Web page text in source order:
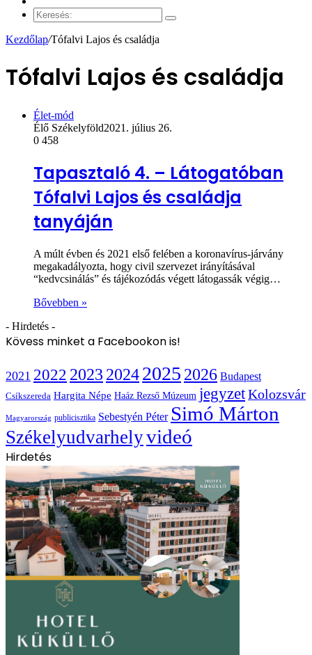
cikk
Keresés:
Kezdőlap/Tófalvi Lajos és családja
Tófalvi Lajos és családja
Élet-mód
Élő Székelyföld2021. július 26.
0 458
Tapasztaló 4. – Látogatóban
Tófalvi Lajos és családja
tanyáján
A múlt évben és 2021 első felében a koronavírus-járvány
megakadályozta, hogy civil szervezet irányításával
“kedvcsinálás” és tájékozódás végett látogassák végig…
Bővebben »
- Hirdetés -
Kövess minket a Facebookon is!
2021 2022 2023 20242025 2026 Budapest
Csíkszereda Hargita Népe Haáz Rezső Múzeum jegyzetKolozsvár
Magyarország publicisztika Sebestyén Péter Simó Márton
Székelyudvarhelyvideó
Hirdetés